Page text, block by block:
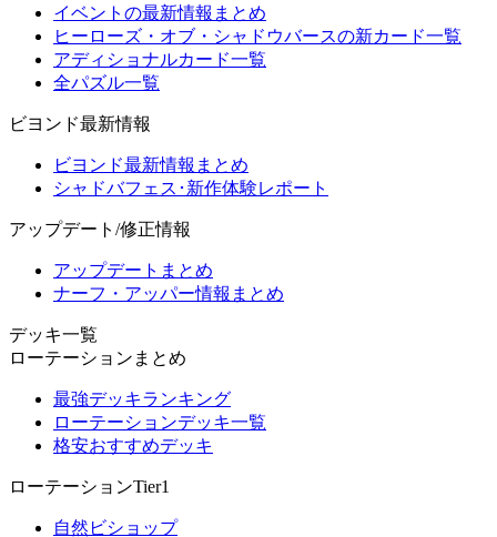
イベントの最新情報まとめ
ヒーローズ・オブ・シャドウバースの新カード一覧
アディショナルカード一覧
全パズル一覧
ビヨンド最新情報
ビヨンド最新情報まとめ
シャドバフェス･新作体験レポート
アップデート/修正情報
アップデートまとめ
ナーフ・アッパー情報まとめ
デッキ一覧
ローテーションまとめ
最強デッキランキング
ローテーションデッキ一覧
格安おすすめデッキ
ローテーションTier1
自然ビショップ